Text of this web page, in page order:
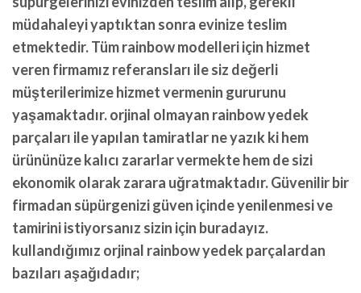
müdahaleyi yaptıktan sonra evinize teslim
etmektedir. Tüm rainbow modelleri için hizmet
veren firmamız referansları ile siz değerli
müşterilerimize hizmet vermenin gururunu
yaşamaktadır. orjinal olmayan rainbow yedek
parçaları ile yapılan tamiratlar ne yazık ki hem
ürününüze kalıcı zararlar vermekte hem de sizi
ekonomik olarak zarara uğratmaktadır. Güvenilir bir
firmadan süpürgenizi güven içinde yenilenmesi ve
tamirini istiyorsanız sizin için buradayız.
kullandığımız orjinal rainbow yedek parçalardan
bazıları aşağıdadır;